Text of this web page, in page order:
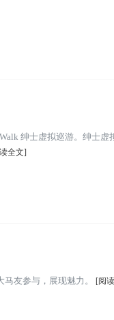
绅士虚拟巡游。绅士虚
全文]
友参与，展现魅力。 [阅